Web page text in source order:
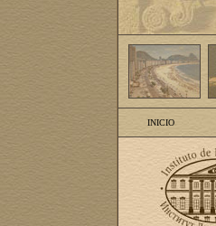
INICIO